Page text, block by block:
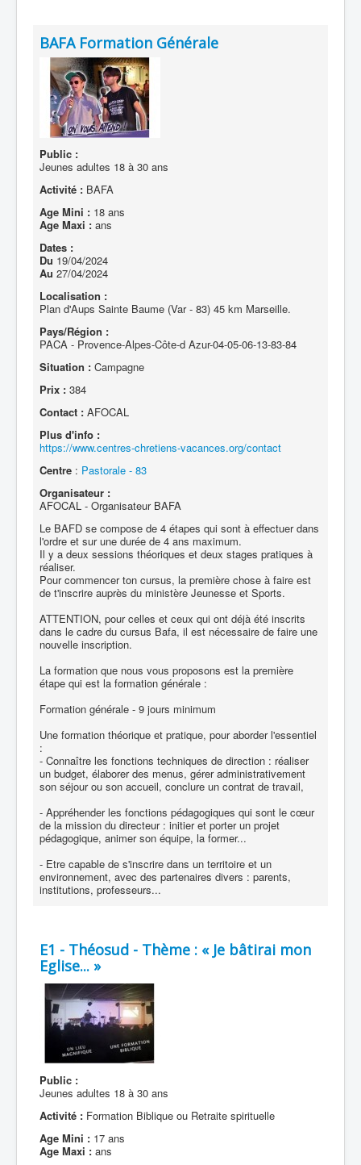
BAFA Formation Générale
Public :
Jeunes adultes 18 à 30 ans
Activité : BAFA
Age Mini : 18 ans
Age Maxi : ans
Dates :
Du 19/04/2024
Au 27/04/2024
Localisation :
Plan d'Aups Sainte Baume (Var - 83) 45 km Marseille.
Pays/Région :
PACA - Provence-Alpes-Côte-d Azur-04-05-06-13-83-84
Situation : Campagne
Prix : 384
Contact : AFOCAL
Plus d'info :
https://www.centres-chretiens-vacances.org/contact
Centre : Pastorale - 83
Organisateur :
AFOCAL - Organisateur BAFA
Le BAFD se compose de 4 étapes qui sont à effectuer dans
l'ordre et sur une durée de 4 ans maximum.
Il y a deux sessions théoriques et deux stages pratiques à
réaliser.
Pour commencer ton cursus, la première chose à faire est
de t'inscrire auprès du ministère Jeunesse et Sports.
ATTENTION, pour celles et ceux qui ont déjà été inscrits
dans le cadre du cursus Bafa, il est nécessaire de faire une
nouvelle inscription.
La formation que nous vous proposons est la première
étape qui est la formation générale :
Formation générale - 9 jours minimum
Une formation théorique et pratique, pour aborder l'essentiel
:
- Connaître les fonctions techniques de direction : réaliser
un budget, élaborer des menus, gérer administrativement
son séjour ou son accueil, conclure un contrat de travail,
- Appréhender les fonctions pédagogiques qui sont le cœur
de la mission du directeur : initier et porter un projet
pédagogique, animer son équipe, la former...
- Etre capable de s'inscrire dans un territoire et un
environnement, avec des partenaires divers : parents,
institutions, professeurs...
E1 - Théosud - Thème : « Je bâtirai mon
Eglise... »
Public :
Jeunes adultes 18 à 30 ans
Activité : Formation Biblique ou Retraite spirituelle
Age Mini : 17 ans
Age Maxi : ans